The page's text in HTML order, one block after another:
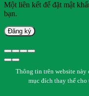
Một liên kết để đặt mật
bạn.
Đăng ký
Thông tin trên website
mục đích thay thế cho